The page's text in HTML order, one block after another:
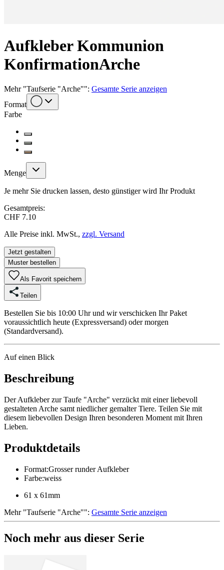
Aufkleber Kommunion
KonfirmationArche
Mehr"Taufserie "Arche"": Gesamte Serie anzeigen
Format
Farbe
Menge
Je mehr Sie drucken lassen, desto günstiger wird Ihr Produkt
Gesamtpreis:
CHF 7.10
Alle Preise inkl. MwSt., zzgl. Versand
Jetzt gestalten
Muster bestellen
Als Favorit speichern
Teilen
Bestellen Sie bis 10:00 Uhr und wir verschicken Ihr Paket
voraussichtlich heute (Expressversand) oder morgen
(Standardversand).
Auf einen Blick
Beschreibung
Der Aufkleber zur Taufe "Arche" verzückt mit einer liebevoll
gestalteten Arche samt niedlicher gemalter Tiere. Teilen Sie mit
diesem liebevollen Design Ihren besonderen Moment mit Ihren
Lieben.
Produktdetails
Format:Grosser runder Aufkleber
Farbe:weiss
61 x 61mm
Mehr"Taufserie "Arche"": Gesamte Serie anzeigen
Noch mehr aus dieser Serie